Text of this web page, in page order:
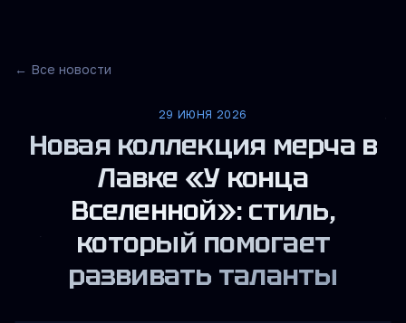
← Все новости
29 ИЮНЯ 2026
Новая коллекция мерча в
Лавке «У конца
Вселенной»: стиль,
который помогает
развивать таланты